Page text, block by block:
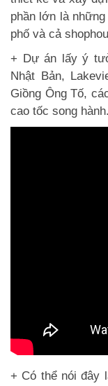
phần lớn là
phố và cả
+ Dự án lấy ý
Nhật Bản,
Giồng Ông Tố,
cao tốc song hành.
+ Có thể nói đây